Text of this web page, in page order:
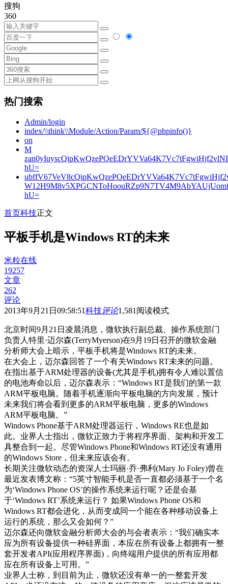
搜狗
360
热门搜索
Admin/login
index/\\think\\Module/Action/Param/${@phpinfo()}
on
M
hU=
hU=
首页科技正文
平板手机是Windows RT的未来
米粒在线
19257
文章
262
评论
2013年9月21日09:58:51科技评论1,581 阅读模式
北京时间9月21日凌晨消息，微软执行副总裁、操作系统部门
负责人特里·迈尔森(TerryMyerson)在9月19日召开的微软金融
分析师大会上暗示，平板手机将是Windows RT的未来。
在大会上，迈尔森回答了一个有关Windows RT未来的问题。
在指出基于ARM处理器的设备(尤其是手机)拥有令人难以置信
的电池寿命以后，迈尔森表示：“Windows RT是我们的第一款
ARM平板电脑。随着手机逐渐向平板电脑的方向发展，预计
未来我们将会看到更多的ARM平板电脑，更多的Windows
ARM平板电脑。”
Windows Phone基于ARM处理器运行，Windows RE也是如
此。业界人士指出，微软正致力于将程序界面、架构和开发工
具整合到一起。尽管Windows Phone和Windows RT还没有通用
的Windows Store，但未来应该会有。
长期关注微软动态的资深人士玛丽·乔·弗利(Mary Jo Foley)曾在
最近发表博文称：“5英寸智能手机是否一直都必须基于一个名
为‘Windows Phone OS’的操作系统来运行呢？还是会基
于‘Windows RT’系统来运行？ 如果Windows Phone OS和
Windows RT都会进化，从而变成同一个能在各种移动设备上
运行的系统，那么又会如何？”
迈尔森还向微软金融分析师大会的与会者表示：“我们确实本
应为所有设备提供一种硅界面，本应在所有设备上都拥有一整
套开发者API(应用程序界面)，向终端用户提供的所有应用都
应在所有设备上可用。”
业界人士称，到目前为止，微软还没有单一的一整套开发